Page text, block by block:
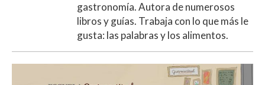
gastronomía. Autora de numerosos
libros y guías. Trabaja con lo que más le
gusta: las palabras y los alimentos.